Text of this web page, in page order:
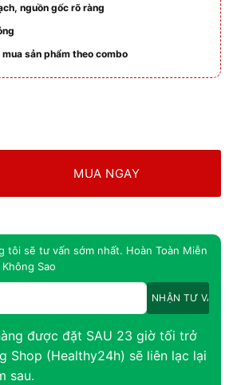
nguồn gốc rõ ràng
sản phẩm theo combo
MUA NGAY
tôi sẽ tư vấn sớm nhất. Hoàn Toàn Miễn
Sao
được đặt SAU 23 giờ tối trở
Shop (Healthy24h) sẽ liên lạc lại
sau.